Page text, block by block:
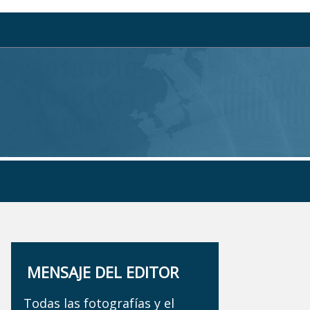
MENSAJE DEL EDITOR
Todas las fotografías y el